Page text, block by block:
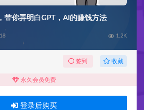
带你弄明白GPT，AI的赚钱方法
1.2K
签到 收藏
永久会员免费
登录后购买